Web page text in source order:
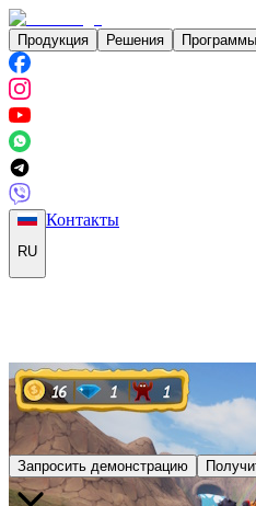
Продукция Решения Программы
RU
Контакты
Запросить демонстрацию